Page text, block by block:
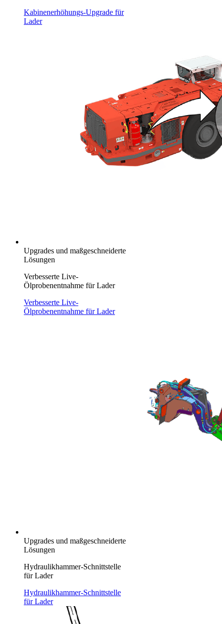
Kabinenerhöhungs-Upgrade für
Lader
Upgrades und maßgeschneiderte
Lösungen
Verbesserte Live-
Ölprobenentnahme für Lader
Verbesserte Live-
Ölprobenentnahme für Lader
Upgrades und maßgeschneiderte
Lösungen
Hydraulikhammer-Schnittstelle
für Lader
Hydraulikhammer-Schnittstelle
für Lader